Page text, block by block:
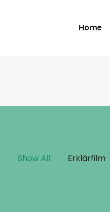
Home
Show All Erklärfilm